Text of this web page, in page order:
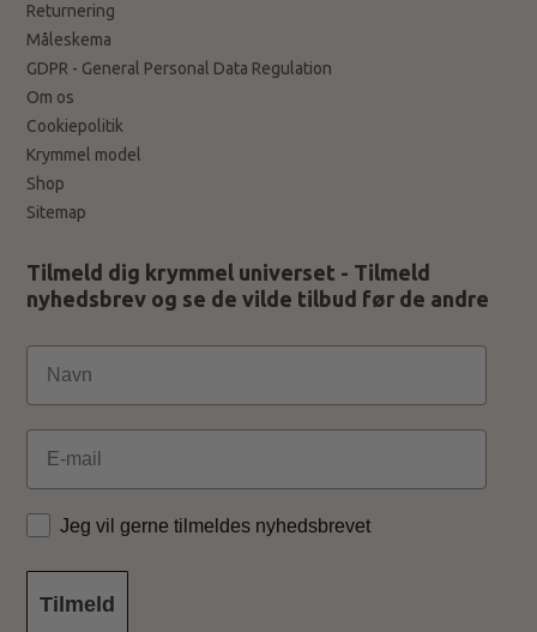
Returnering
Måleskema
GDPR - General Personal Data Regulation
Om os
Cookiepolitik
Krymmel model
Shop
Sitemap
Tilmeld dig krymmel universet - Tilmeld
nyhedsbrev og se de vilde tilbud før de andre
Email
Jeg vil gerne tilmeldes nyhedsbrevet
Tilmeld